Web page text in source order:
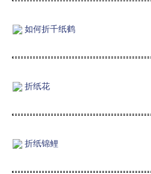
如何折千纸鹤
折纸花
折纸锦鲤